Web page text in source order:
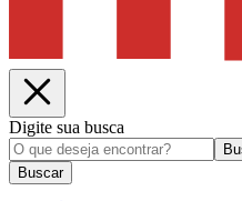
Digite sua busca
Buscar